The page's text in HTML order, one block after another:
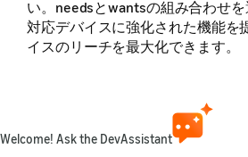
い。 needsとwantsの組み合わせを
対応デバイスに強化された機能を
イスのリーチを最大化できます。
[[needs.module]]
Welcome! Ask the DevAssistant